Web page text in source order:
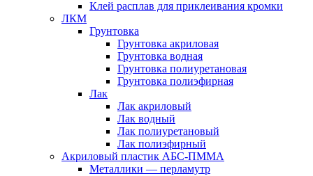
Клей расплав для приклеивания кромки
ЛКМ
Грунтовка
Грунтовка акриловая
Грунтовка водная
Грунтовка полиуретановая
Грунтовка полиэфирная
Лак
Лак акриловый
Лак водный
Лак полиуретановый
Лак полиэфирный
Акриловый пластик АБС-ПММА
Металлики — перламутр